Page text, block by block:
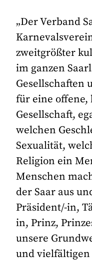
„Der Verband
zweitgrößter
im ganzen
Gesellschaften
für eine
Gesellschaft,
welchen
Sexualität,
Religion ein
Menschen
der Saar aus
Präsident/-in,
in, Prinz,
unsere
und vielfältigen